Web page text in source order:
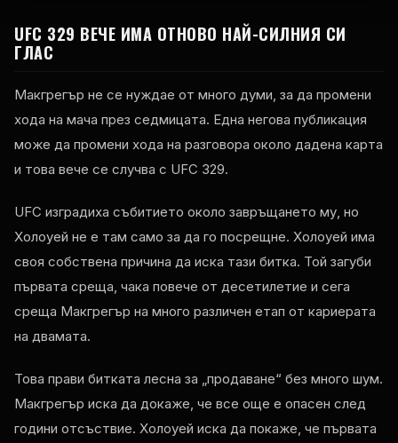
UFC 329 ВЕЧЕ ИМА ОТНОВО НАЙ-СИЛНИЯ СИ
ГЛАС
Макгрегър не се нуждае от много думи, за да промени
хода на мача през седмицата. Една негова публикация
може да промени хода на разговора около дадена карта
и това вече се случва с UFC 329.
UFC изградиха събитието около завръщането му, но
Холоуей не е там само за да го посрещне. Холоуей има
своя собствена причина да иска тази битка. Той загуби
първата среща, чака повече от десетилетие и сега
среща Макгрегър на много различен етап от кариерата
на двамата.
Това прави битката лесна за „продаване“ без много шум.
Макгрегър иска да докаже, че все още е опасен след
години отсъствие. Холоуей иска да покаже, че първата